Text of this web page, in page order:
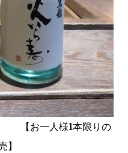
お一人様1本限りの
】